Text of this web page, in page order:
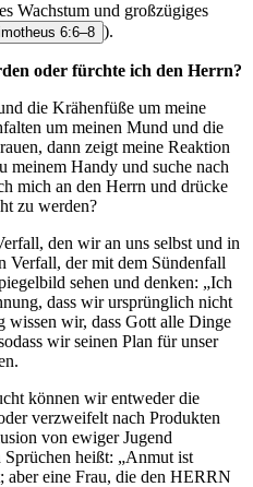
Wachstum und großzügiges
6:6–8 ).
oder fürchte ich den Herrn?
die Krähenfüße um meine
um meinen Mund und die
dann zeigt meine Reaktion
meinem Handy und suche nach
mich an den Herrn und drücke
zu werden?
den wir an uns selbst und in
Verfall, der mit dem Sündenfall
sehen und denken: „Ich
dass wir ursprünglich nicht
wissen wir, dass Gott alle Dinge
wir seinen Plan für unser
können wir entweder die
verzweifelt nach Produkten
von ewiger Jugend
Sprüchen heißt: „Anmut ist
aber eine Frau, die den HERRN